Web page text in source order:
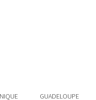
GUADELOUPE